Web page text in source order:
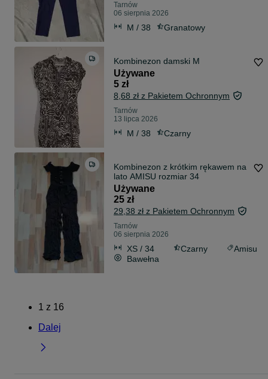
Tarnów
06 sierpnia 2026
M / 38 Granatowy
Kombinezon damski M
Używane
5 zł
8,68 zł z Pakietem Ochronnym
Tarnów
13 lipca 2026
M / 38 Czarny
Kombinezon z krótkim rękawem na
lato AMISU rozmiar 34
Używane
25 zł
29,38 zł z Pakietem Ochronnym
Tarnów
06 sierpnia 2026
XS / 34 Czarny
Amisu
Bawełna
1 z 16
Dalej